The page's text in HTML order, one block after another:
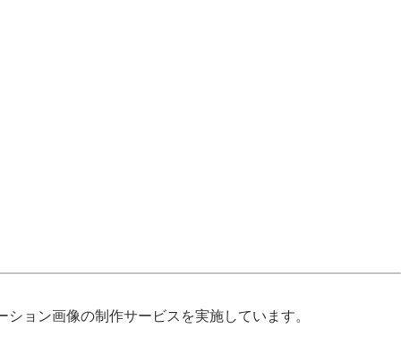
ョン画像の制作サービスを実施しています。